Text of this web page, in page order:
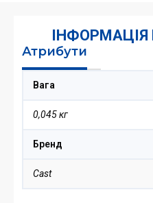
Атрибути
Вага
0,045 кг
Бренд
Cast